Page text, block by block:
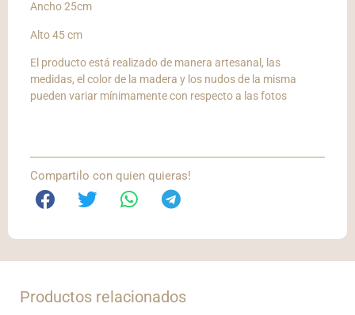
Ancho 25cm
Alto 45 cm
El producto está realizado de manera artesanal, las
medidas, el color de la madera y los nudos de la misma
pueden variar mínimamente con respecto a las fotos
Compartilo con quien quieras!
Productos relacionados